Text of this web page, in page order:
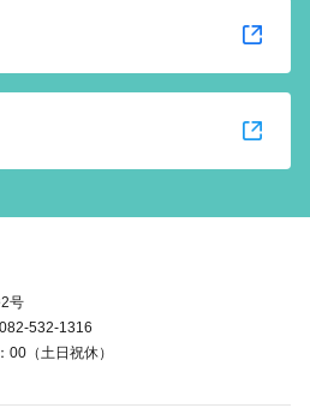
号
532-1316
（土日祝休）